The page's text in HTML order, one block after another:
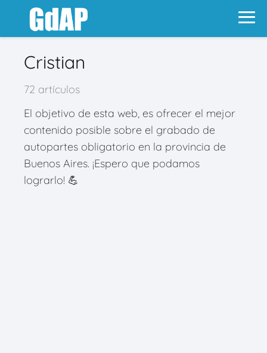
Cristian
72 artículos
El objetivo de esta web, es ofrecer el mejor
contenido posible sobre el grabado de
autopartes obligatorio en la provincia de
Buenos Aires. ¡Espero que podamos
lograrlo! 💪